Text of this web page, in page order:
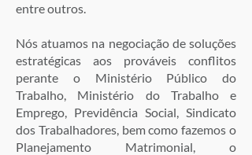
entre outros.
Nós atuamos na negociação de soluções
estratégicas aos prováveis conflitos
perante o Ministério Público do
Trabalho, Ministério do Trabalho e
Emprego, Previdência Social, Sindicato
dos Trabalhadores, bem como fazemos o
Planejamento Matrimonial, o